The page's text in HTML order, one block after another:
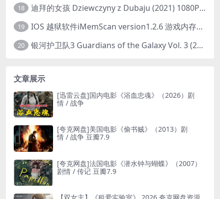
18 迪拜的女孩 Dziewczyny z Dubaju (2021) 1080P 中字
19 IOS 越狱软件iMemScan version1.2.6 游戏内存修改器
20 银河护卫队3 Guardians of the Galaxy Vol. 3 (2023)4K高清资源1080p只分享精品
文章展示
[迅雷云盘]国内电影《浴血忠魂》（2026）剧
情 / 战争
[夸克网盘]美国电影《偷书贼》（2013）剧
情 / 战争 豆瓣7.9
[夸克网盘]法国电影《潜水钟与蝴蝶》（2007）
剧情 / 传记 豆瓣7.9